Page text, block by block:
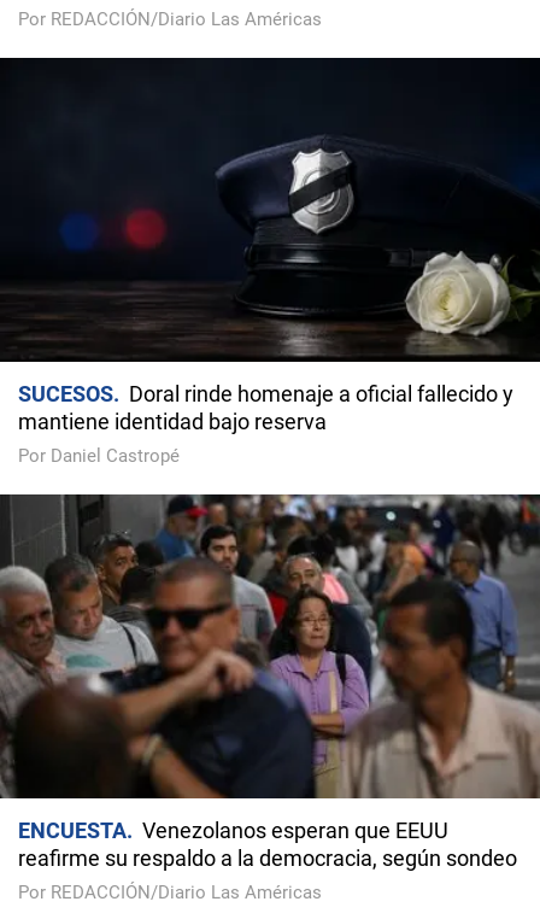
Por REDACCIÓN/Diario Las Américas
SUCESOS
Doral rinde homenaje a oficial fallecido y
mantiene identidad bajo reserva
Por Daniel Castropé
ENCUESTA
Venezolanos esperan que EEUU
reafirme su respaldo a la democracia, según sondeo
Por REDACCIÓN/Diario Las Américas